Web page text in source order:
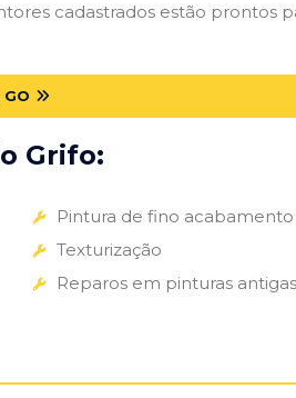
cadastrados estão prontos
GO
Grifo:
Pintura de fino acabamento
Texturização
Reparos em pinturas antigas